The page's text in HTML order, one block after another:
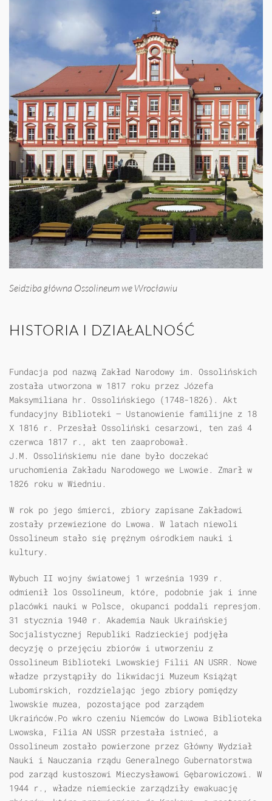
Seidziba główna Ossolineum we Wrocławiu
HISTORIA I DZIAŁALNOŚĆ
Fundacja pod nazwą Zakład Narodowy im. Ossolińskich
została utworzona w 1817 roku przez Józefa
Maksymiliana hr. Ossolińskiego (1748-1826). Akt
fundacyjny Biblioteki – Ustanowienie familijne z 18
X 1816 r. Przesłał Ossoliński cesarzowi, ten zaś 4
czerwca 1817 r., akt ten zaaprobował.
J.M. Ossolińskiemu nie dane było doczekać
uruchomienia Zakładu Narodowego we Lwowie. Zmarł w
1826 roku w Wiedniu.
W rok po jego śmierci, zbiory zapisane Zakładowi
zostały przewiezione do Lwowa. W latach niewoli
Ossolineum stało się prężnym ośrodkiem nauki i
kultury.
Wybuch II wojny światowej 1 września 1939 r.
odmienił los Ossolineum, które, podobnie jak i inne
placówki nauki w Polsce, okupanci poddali represjom.
31 stycznia 1940 r. Akademia Nauk Ukraińskiej
Socjalistycznej Republiki Radzieckiej podjęła
decyzję o przejęciu zbiorów i utworzeniu z
Ossolineum Biblioteki Lwowskiej Filii AN USRR. Nowe
władze przystąpiły do likwidacji Muzeum Książąt
Lubomirskich, rozdzielając jego zbiory pomiędzy
lwowskie muzea, pozostające pod zarządem
Ukraińców.Po wkro czeniu Niemców do Lwowa Biblioteka
Lwowska, Filia AN USSR przestała istnieć, a
Ossolineum zostało powierzone przez Główny Wydział
Nauki i Nauczania rządu Generalnego Gubernatorstwa
pod zarząd kustoszowi Mieczysławowi Gębarowiczowi. W
1944 r., władze niemieckie zarządziły ewakuację